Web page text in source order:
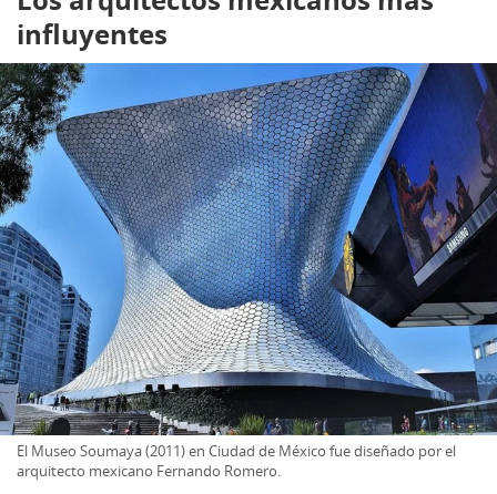
influyentes
El Museo Soumaya (2011) en Ciudad de México fue diseñado por el
arquitecto mexicano Fernando Romero.